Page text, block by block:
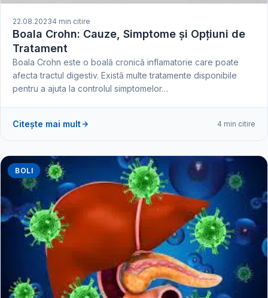
22.08.20234 min citire
Boala Crohn: Cauze, Simptome și Opțiuni de
Tratament
Boala Crohn este o boală cronică inflamatorie care poate
afecta tractul digestiv. Există multe tratamente disponibile
pentru a ajuta la controlul simptomelor…
Citește mai mult 4 min citire
BOLI